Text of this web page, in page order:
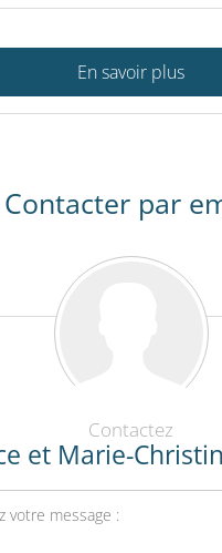
En savoir plus
Contacter par
Contactez
et Marie-